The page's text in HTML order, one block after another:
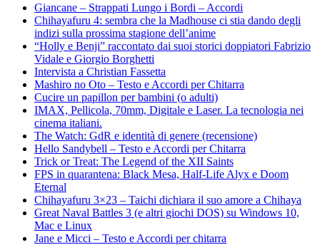
Giancane – Strappati Lungo i Bordi – Accordi
Chihayafuru 4: sembra che la Madhouse ci stia dando degli
indizi sulla prossima stagione dell’anime
“Holly e Benji” raccontato dai suoi storici doppiatori Fabrizio
Vidale e Giorgio Borghetti
Intervista a Christian Fassetta
Mashiro no Oto – Testo e Accordi per Chitarra
Cucire un papillon per bambini (o adulti)
IMAX, Pellicola, 70mm, Digitale e Laser. La tecnologia nei
cinema italiani.
The Watch: GdR e identità di genere (recensione)
Hello Sandybell – Testo e Accordi per Chitarra
Trick or Treat: The Legend of the XII Saints
FPS in quarantena: Black Mesa, Half-Life Alyx e Doom
Eternal
Chihayafuru 3×23 – Taichi dichiara il suo amore a Chihaya
Great Naval Battles 3 (e altri giochi DOS) su Windows 10,
Mac e Linux
Jane e Micci – Testo e Accordi per chitarra